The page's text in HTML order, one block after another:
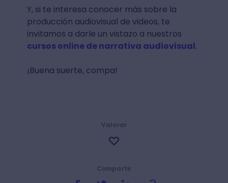
Y, si te interesa conocer más sobre la
producción audiovisual de videos, te
invitamos a darle un vistazo a nuestros
cursos online de narrativa audiovisual.
¡Buena suerte, compa!
Compartir
Valorar